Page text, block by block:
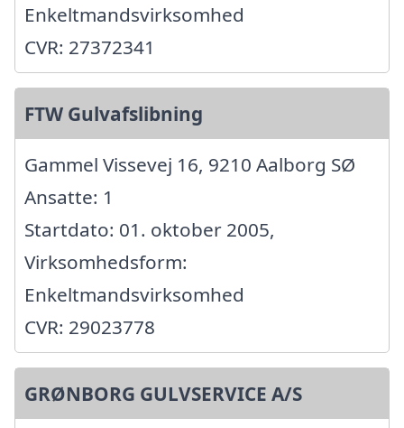
Enkeltmandsvirksomhed
CVR: 27372341
FTW Gulvafslibning
Gammel Vissevej 16, 9210 Aalborg SØ
Ansatte: 1
Startdato: 01. oktober 2005,
Virksomhedsform:
Enkeltmandsvirksomhed
CVR: 29023778
GRØNBORG GULVSERVICE A/S